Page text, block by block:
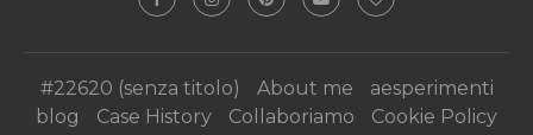
#22620 (senza titolo) About me
aesperimenti
blog
Case History Collaboriamo
Cookie Policy